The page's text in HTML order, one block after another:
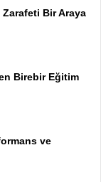
Bir Araya
Birebir Eğitim
ve